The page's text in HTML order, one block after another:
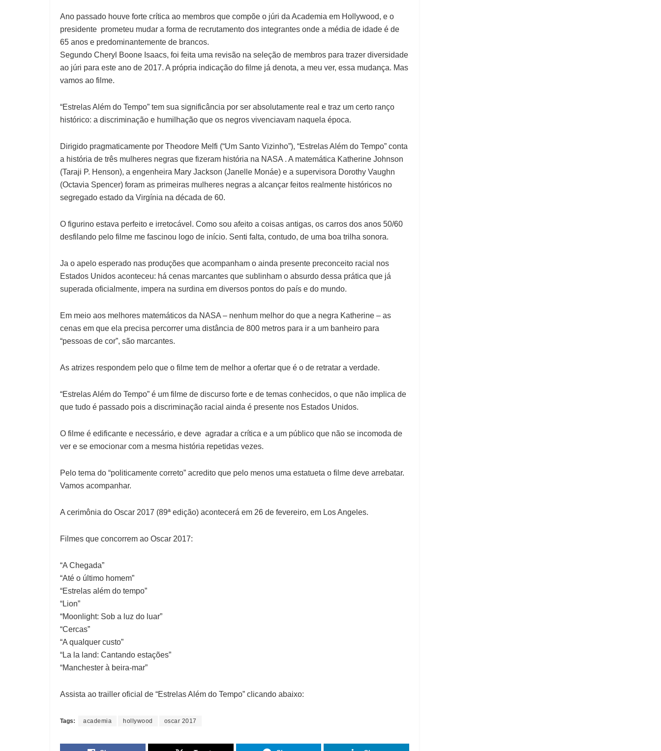
Ano passado houve forte crítica ao membros que compõe o júri da Academia em Hollywood, e o
presidente prometeu mudar a forma de recrutamento dos integrantes onde a média de idade é de
65 anos e predominantemente de brancos.
Segundo Cheryl Boone Isaacs, foi feita uma revisão na seleção de membros para trazer diversidade
ao júri para este ano de 2017. A própria indicação do filme já denota, a meu ver, essa mudança. Mas
vamos ao filme.
“Estrelas Além do Tempo” tem sua significância por ser absolutamente real e traz um certo ranço
histórico: a discriminação e humilhação que os negros vivenciavam naquela época.
Dirigido pragmaticamente por Theodore Melfi (“Um Santo Vizinho”), “Estrelas Além do Tempo” conta
a história de três mulheres negras que fizeram história na NASA . A matemática Katherine Johnson
(Taraji P. Henson), a engenheira Mary Jackson (Janelle Monáe) e a supervisora Dorothy Vaughn
(Octavia Spencer) foram as primeiras mulheres negras a alcançar feitos realmente históricos no
segregado estado da Virgínia na década de 60.
O figurino estava perfeito e irretocável. Como sou afeito a coisas antigas, os carros dos anos 50/60
desfilando pelo filme me fascinou logo de início. Senti falta, contudo, de uma boa trilha sonora.
Ja o apelo esperado nas produções que acompanham o ainda presente preconceito racial nos
Estados Unidos aconteceu: há cenas marcantes que sublinham o absurdo dessa prática que já
superada oficialmente, impera na surdina em diversos pontos do país e do mundo.
Em meio aos melhores matemáticos da NASA – nenhum melhor do que a negra Katherine – as
cenas em que ela precisa percorrer uma distância de 800 metros para ir a um banheiro para
“pessoas de cor”, são marcantes.
As atrizes respondem pelo que o filme tem de melhor a ofertar que é o de retratar a verdade.
“Estrelas Além do Tempo” é um filme de discurso forte e de temas conhecidos, o que não implica de
que tudo é passado pois a discriminação racial ainda é presente nos Estados Unidos.
O filme é edificante e necessário, e deve agradar a crítica e a um público que não se incomoda de
ver e se emocionar com a mesma história repetidas vezes.
Pelo tema do “politicamente correto” acredito que pelo menos uma estatueta o filme deve arrebatar.
Vamos acompanhar.
A cerimônia do Oscar 2017 (89ª edição) acontecerá em 26 de fevereiro, em Los Angeles.
Filmes que concorrem ao Oscar 2017:
“A Chegada”
“Até o último homem”
“Estrelas além do tempo”
“Lion”
“Moonlight: Sob a luz do luar”
“Cercas”
“A qualquer custo”
“La la land: Cantando estações”
“Manchester à beira-mar”
Assista ao trailler oficial de “Estrelas Além do Tempo” clicando abaixo:
Tags: academia hollywood oscar 2017